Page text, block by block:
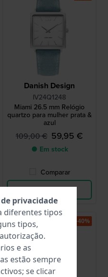
Danish Design
IV24Q1248
Miami 26.5 mm Relógio
quartzo para mulher prata &
azul
109,00 € 59,95 €
● Em stock
Comparar
Ver produto
-40%
privacidade
diferentes tipos
tipos,
e as
estão sempre
se clicar